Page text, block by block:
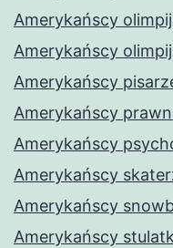
Amerykańscy
Amerykańscy
Amerykańscy
Amerykańscy
Amerykańscy
Amerykańscy
Amerykańscy
Amerykańscy